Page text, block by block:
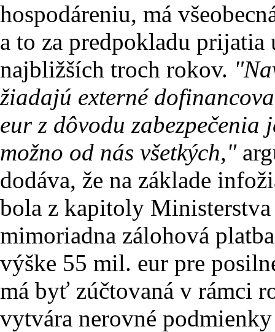
hospodáreniu, má
a to za predpokladu prijatia
najbližších troch rokov.
žiadajú externé
eur z dôvodu
možno od nás všetkých,"
dodáva, že na základe
bola z kapitoly
mimoriadna zálohová
výške 55 mil. eur pre
má byť zúčtovaná v rámci
vytvára nerovné